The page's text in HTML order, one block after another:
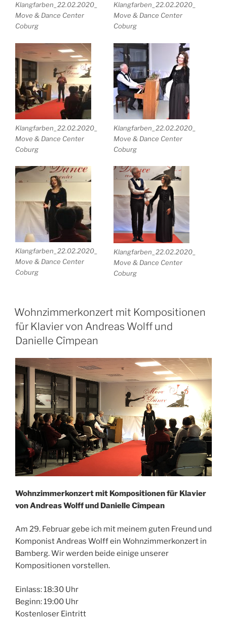
Klangfarben_22.02.2020_
Move & Dance Center
Coburg
Klangfarben_22.02.2020_
Move & Dance Center
Coburg
Klangfarben_22.02.2020_
Move & Dance Center
Coburg
Klangfarben_22.02.2020_
Move & Dance Center
Coburg
Klangfarben_22.02.2020_
Move & Dance Center
Coburg
Klangfarben_22.02.2020_
Move & Dance Center
Coburg
Wohnzimmerkonzert mit Kompositionen
für Klavier von Andreas Wolff und
Danielle Cîmpean
Wohnzimmerkonzert mit Kompositionen für Klavier
von Andreas Wolff und Danielle Cîmpean
Am 29. Februar gebe ich mit meinem guten Freund und
Komponist Andreas Wolff ein Wohnzimmerkonzert in
Bamberg. Wir werden beide einige unserer
Kompositionen vorstellen.
Einlass: 18:30 Uhr
Beginn: 19:00 Uhr
Kostenloser Eintritt